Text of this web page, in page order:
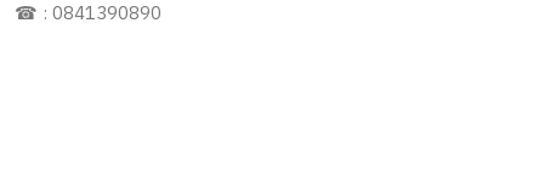
☎ : 0841390890